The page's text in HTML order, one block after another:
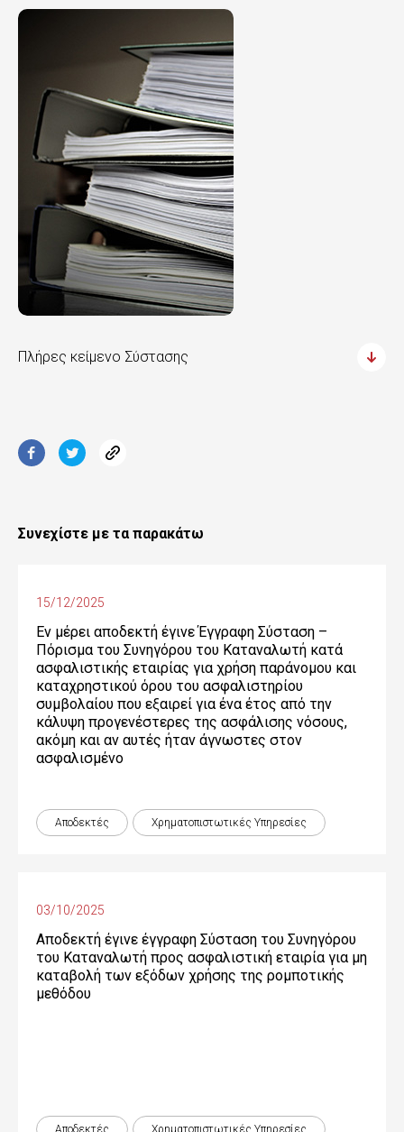
Πλήρες κείμενο Σύστασης
Συνεχίστε με τα παρακάτω
15/12/2025
Εν μέρει αποδεκτή έγινε Έγγραφη Σύσταση –
Πόρισμα του Συνηγόρου του Καταναλωτή κατά
ασφαλιστικής εταιρίας για χρήση παράνομου και
καταχρηστικού όρου του ασφαλιστηρίου
συμβολαίου που εξαιρεί για ένα έτος από την
κάλυψη προγενέστερες της ασφάλισης νόσους,
ακόμη και αν αυτές ήταν άγνωστες στον
ασφαλισμένο
Αποδεκτές Χρηματοπιστωτικές Yπηρεσίες
03/10/2025
Αποδεκτή έγινε έγγραφη Σύσταση του Συνηγόρου
του Καταναλωτή προς ασφαλιστική εταιρία για μη
καταβολή των εξόδων χρήσης της ρομποτικής
μεθόδου
Αποδεκτές Χρηματοπιστωτικές Yπηρεσίες